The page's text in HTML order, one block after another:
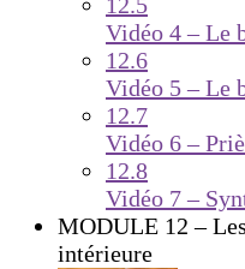
Vidéo 4 – Le
12.6
Vidéo 5 – Le
12.7
Vidéo 6 –
12.8
Vidéo 7 –
MODULE 12 –
intérieure